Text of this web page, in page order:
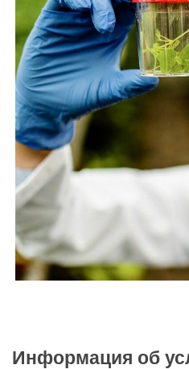
Информация об